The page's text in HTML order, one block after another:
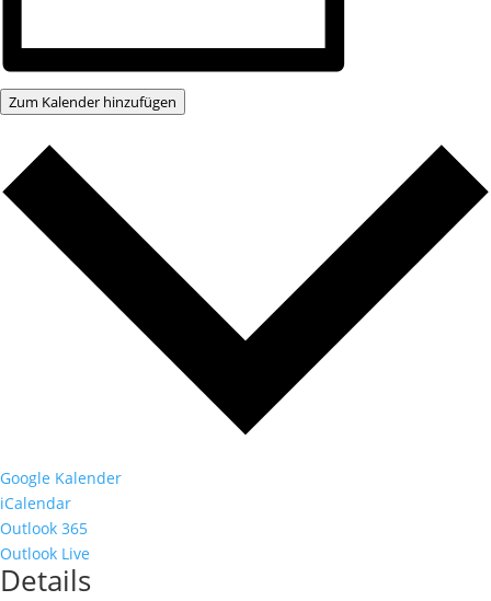
Zum Kalender hinzufügen
Google Kalender
iCalendar
Outlook 365
Outlook Live
Details